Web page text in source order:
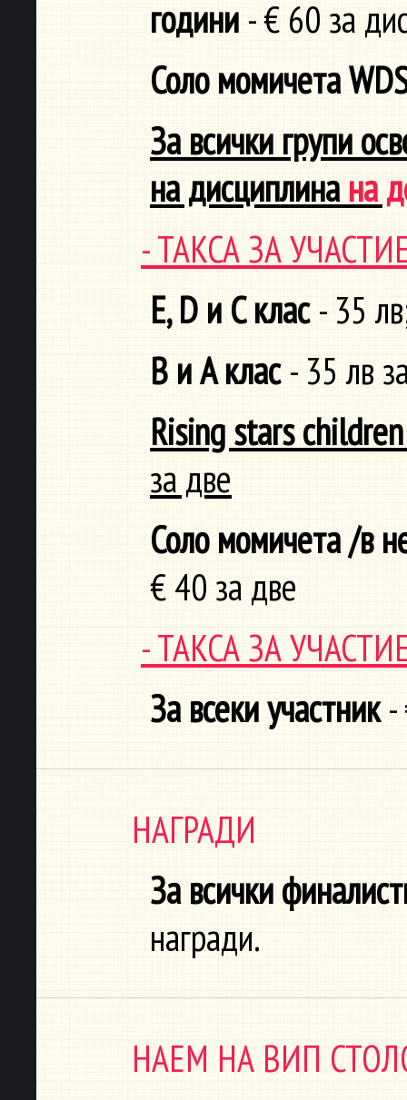
години - € 60 за
Соло момичета
За всички групи
на дисциплинана
- ТАКСА ЗА
E, D и C клас- 35
B и A клас- 35 лв
Rising stars children
за две
Соло момичета /в
€ 40 за две
- ТАКСА ЗА
За всеки участник-
НАГРАДИ
За всички
награди.
НАЕМ НА ВИП